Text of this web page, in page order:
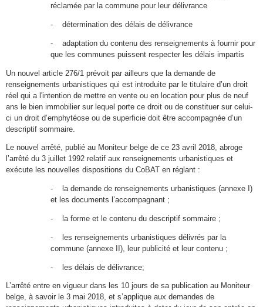
réclamée par la commune pour leur délivrance
- détermination des délais de délivrance
- adaptation du contenu des renseignements à fournir pour
que les communes puissent respecter les délais impartis
Un nouvel article 276/1 prévoit par ailleurs que la demande de
renseignements urbanistiques qui est introduite par le titulaire d’un droit
réel qui a l'intention de mettre en vente ou en location pour plus de neuf
ans le bien immobilier sur lequel porte ce droit ou de constituer sur celui-
ci un droit d’emphytéose ou de superficie doit être accompagnée d’un
descriptif sommaire.
Le nouvel arrêté, publié au Moniteur belge de ce 23 avril 2018, abroge
l’arrêté du 3 juillet 1992 relatif aux renseignements urbanistiques et
exécute les nouvelles dispositions du CoBAT en réglant :
- la demande de renseignements urbanistiques (annexe I)
et les documents l’accompagnant ;
- la forme et le contenu du descriptif sommaire ;
- les renseignements urbanistiques délivrés par la
commune (annexe II), leur publicité et leur contenu ;
- les délais de délivrance;
L’arrêté entre en vigueur dans les 10 jours de sa publication au Moniteur
belge, à savoir le 3 mai 2018, et s’applique aux demandes de